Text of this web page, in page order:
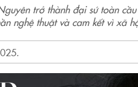
trở thành đại sứ toàn
nghệ thuật và cam kết vì xã